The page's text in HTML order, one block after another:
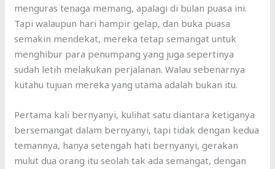
menguras tenaga memang, apalagi di bulan puasa ini.
Tapi walaupun hari hampir gelap, dan buka puasa
semakin mendekat, mereka tetap semangat untuk
menghibur para penumpang yang juga sepertinya
sudah letih melakukan perjalanan. Walau sebenarnya
kutahu tujuan mereka yang utama adalah bukan itu.
Pertama kali bernyanyi, kulihat satu diantara ketiganya
bersemangat dalam bernyanyi, tapi tidak dengan kedua
temannya, hanya setengah hati bernyanyi, gerakan
mulut dua orang itu seolah tak ada semangat, dengan